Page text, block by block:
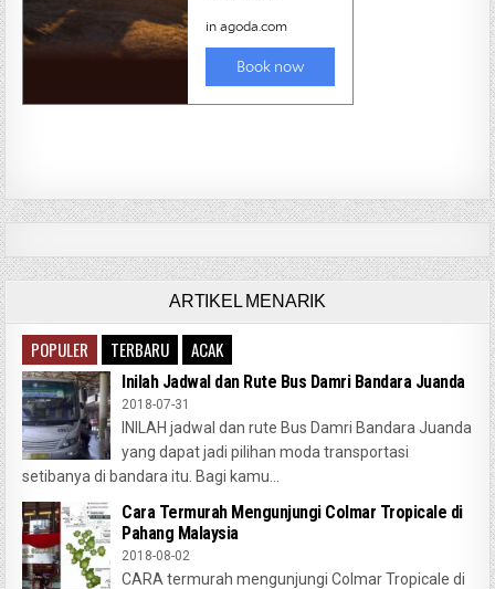
ARTIKEL MENARIK
POPULER TERBARU ACAK
Inilah Jadwal dan Rute Bus Damri Bandara Juanda
2018-07-31
INILAH jadwal dan rute Bus Damri Bandara Juanda
yang dapat jadi pilihan moda transportasi
setibanya di bandara itu. Bagi kamu...
Cara Termurah Mengunjungi Colmar Tropicale di
Pahang Malaysia
2018-08-02
CARA termurah mengunjungi Colmar Tropicale di